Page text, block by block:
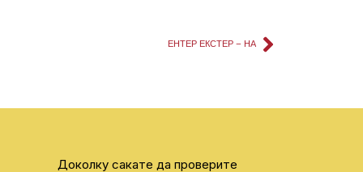
ЕНТЕР ЕКСТЕР – НА
Доколку сакате да проверите